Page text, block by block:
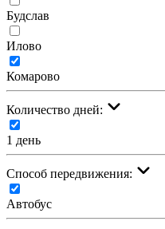
Будслав
Илово
Комарово
Количество дней:
1 день
Cпособ передвижения:
Автобус